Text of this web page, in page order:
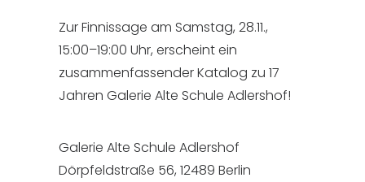
Zur Finnissage am Samstag, 28.11.,
15:00–19:00 Uhr, erscheint ein
zusammenfassender Katalog zu 17
Jahren Galerie Alte Schule Adlershof!
Galerie Alte Schule Adlershof
Dörpfeldstraße 56, 12489 Berlin